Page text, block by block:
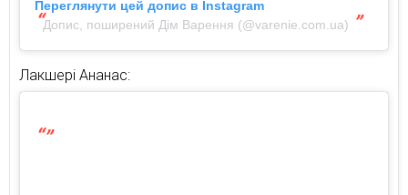
Переглянути цей допис в Instagram
Допис, поширений Дім Варення (@varenie.com.ua)
Лакшері Ананас: